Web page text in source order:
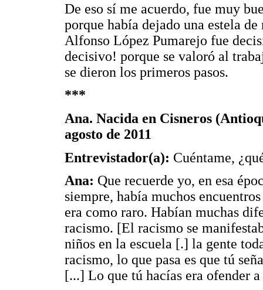
De eso sí me acuerdo, fue muy
porque había dejado una estela
Alfonso López Pumarejo fue
decisivo! porque se valoró al
se dieron los primeros pasos.
***
Ana. Nacida en Cisneros
agosto de 2011
Entrevistador(a): Cuéntame,
Ana: Que recuerde yo, en esa
siempre, había muchos
era como raro. Habían muchas
racismo. [El racismo se
niños en la escuela [.] la gente
racismo, lo que pasa es que tú
[...] Lo que tú hacías era ofender